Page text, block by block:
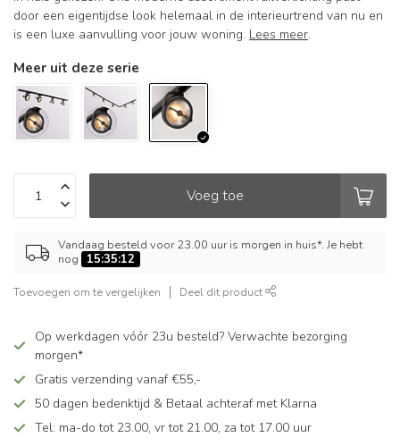
door een eigentijdse look helemaal in de interieurtrend van nu en
is een luxe aanvulling voor jouw woning. Lees meer.
Meer uit deze serie
Voeg toe
Vandaag besteld voor 23.00 uur is morgen in huis*. Je hebt
nog
15:35:12
Toevoegen om te vergelijken Deel dit product
Op werkdagen vóór 23u besteld? Verwachte bezorging
morgen*
Gratis verzending vanaf €55,-
50 dagen bedenktijd & Betaal achteraf met Klarna
Tel: ma-do tot 23.00, vr tot 21.00, za tot 17.00 uur